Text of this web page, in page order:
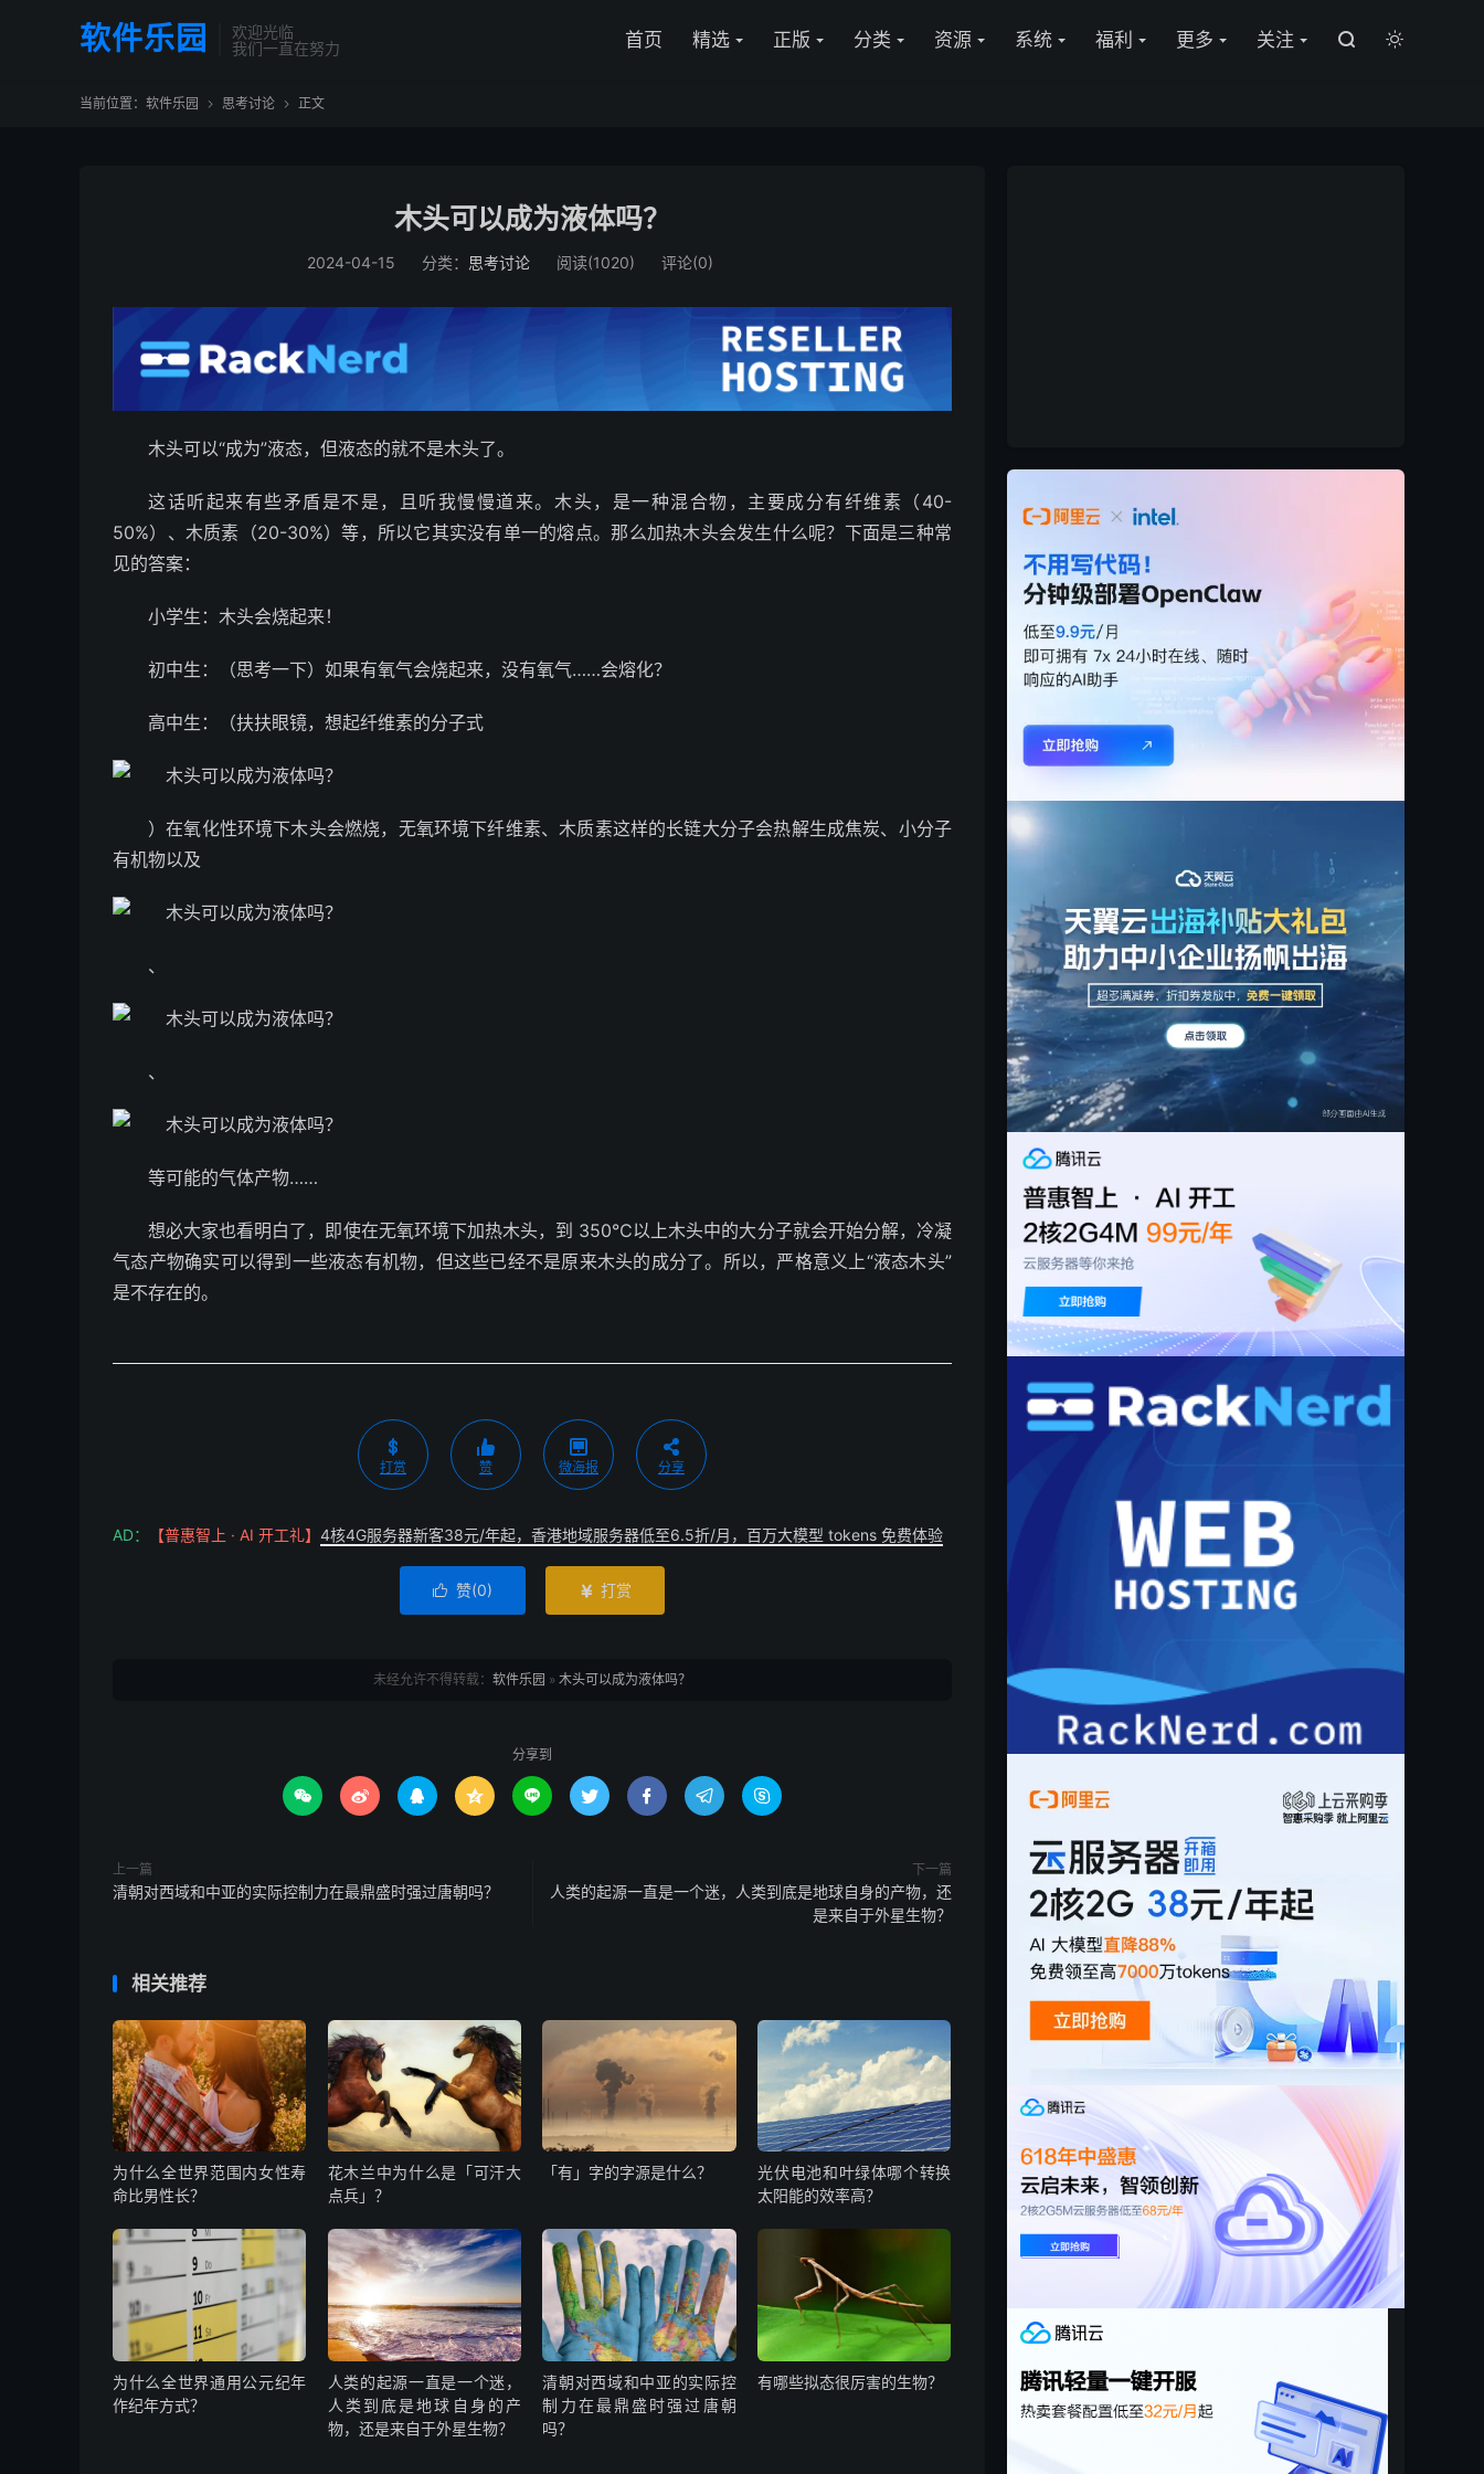
软件乐园
欢迎光临
我们一直在努力
首页 精选 正版 分类 资源 系统 福利 更多 关注  
当前位置： 软件乐园  思考讨论  正文
木头可以成为液体吗？
2024-04-15 分类： 思考讨论 阅读(1020) 评论(0)
木头可以“成为”液态，但液态的就不是木头了。
这话听起来有些矛盾是不是，且听我慢慢道来。木头，是一种混合物，主要成分有纤维素（40-
50%）、木质素（20-30%）等，所以它其实没有单一的熔点。那么加热木头会发生什么呢？下面是三种常
见的答案：
小学生：木头会烧起来！
初中生：（思考一下）如果有氧气会烧起来，没有氧气……会熔化？
高中生：（扶扶眼镜，想起纤维素的分子式
）在氧化性环境下木头会燃烧，无氧环境下纤维素、木质素这样的长链大分子会热解生成焦炭、小分子
有机物以及
、
、
等可能的气体产物……
想必大家也看明白了，即使在无氧环境下加热木头，到 350℃以上木头中的大分子就会开始分解，冷凝
气态产物确实可以得到一些液态有机物，但这些已经不是原来木头的成分了。所以，严格意义上“液态木头”
是不存在的。
打赏 赞 微海报 分享
AD： 【普惠智上 · AI 开工礼】 4核4G服务器新客38元/年起，香港地域服务器低至6.5折/月，百万大模型 tokens 免费体验
 赞(0)  打赏
未经允许不得转载： 软件乐园 » 木头可以成为液体吗？
分享到
        
上一篇
清朝对西域和中亚的实际控制力在最鼎盛时强过唐朝吗？
下一篇
人类的起源一直是一个迷，人类到底是地球自身的产物，还
是来自于外星生物？
相关推荐
为什么全世界范围内女性寿
命比男性长？
花木兰中为什么是「可汗大
点兵」？
「有」字的字源是什么？
光伏电池和叶绿体哪个转换
太阳能的效率高？
为什么全世界通用公元纪年
作纪年方式？
人类的起源一直是一个迷，
人类到底是地球自身的产
物，还是来自于外星生物？
清朝对西域和中亚的实际控
制力在最鼎盛时强过唐朝
吗？
有哪些拟态很厉害的生物？